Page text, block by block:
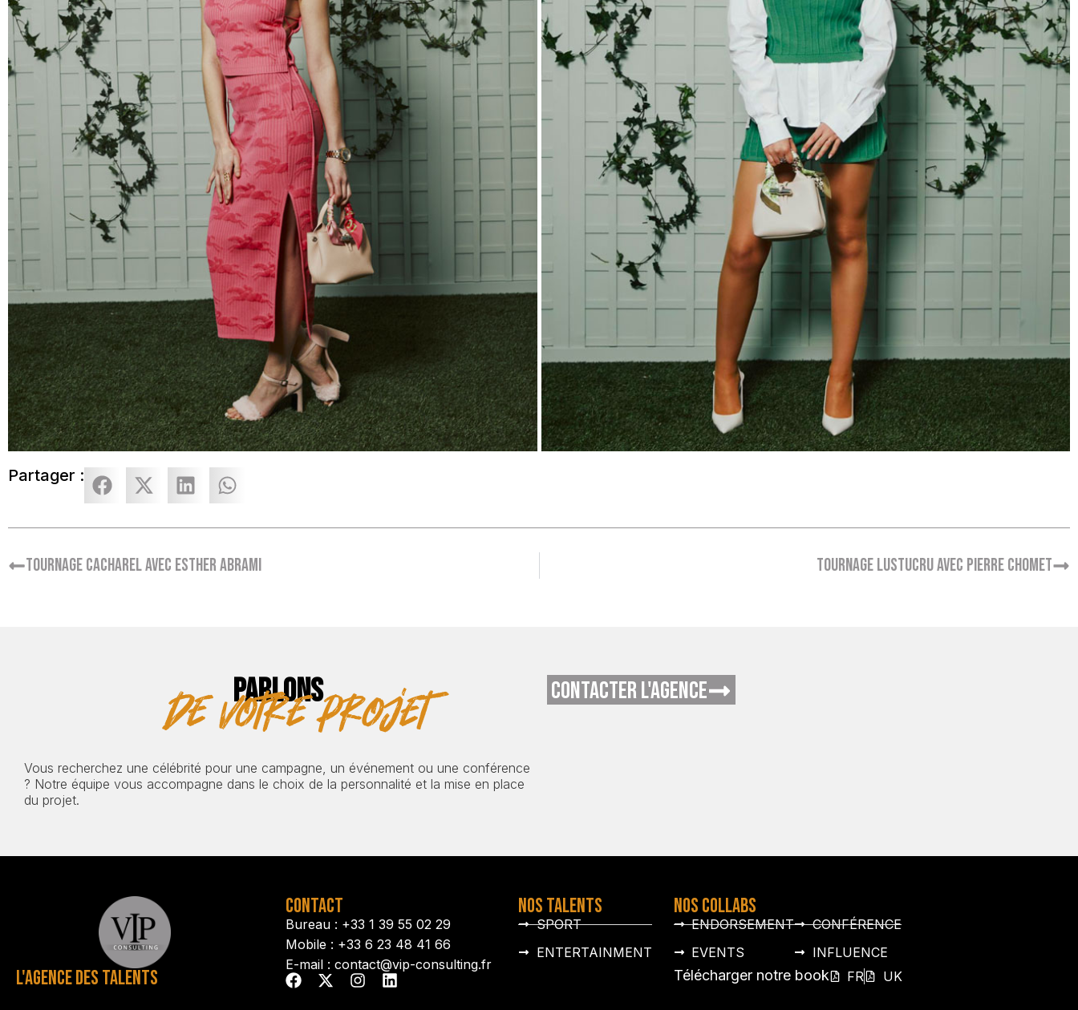
Partager :
Tournage Cacharel avec Esther Abrami Tournage Lustucru avec Pierre Chomet
PARLONS
de votre projet
Vous recherchez une célébrité pour une campagne, un événement ou une conférence
? Notre équipe vous accompagne dans le choix de la personnalité et la mise en place
du projet.
CONTACTER L'AGENCE
L'AGENCE DES TALENTS
CONTACT
Bureau : +33 1 39 55 02 29
Mobile : +33 6 23 48 41 66
E-mail : contact@vip-consulting.fr
NOS TALENTS
SPORT
ENTERTAINMENT
NOS COLLABS
ENDORSEMENT
EVENTS
CONFÉRENCE
INFLUENCE
Télécharger notre book FR UK